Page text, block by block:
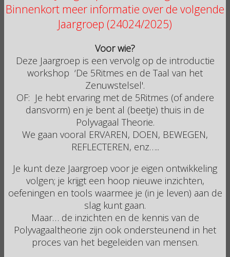
Binnenkort meer informatie over de volgende
Jaargroep (24024/2025)
Voor wie?
Deze Jaargroep is een vervolg op de introductie
workshop ‘De 5Ritmes en de Taal van het
Zenuwstelsel'.
OF: Je hebt ervaring met de 5Ritmes (of andere
dansvorm) en je bent al (beetje) thuis in de
Polyvagaal Theorie.
We gaan vooral ERVAREN, DOEN, BEWEGEN,
REFLECTEREN, enz…..
Je kunt deze Jaargroep voor je eigen ontwikkeling
volgen; je krijgt een hoop nieuwe inzichten,
oefeningen en tools waarmee je (in je leven) aan de
slag kunt gaan.
Maar… de inzichten en de kennis van de
Polyvagaaltheorie zijn ook ondersteunend in het
proces van het begeleiden van mensen.